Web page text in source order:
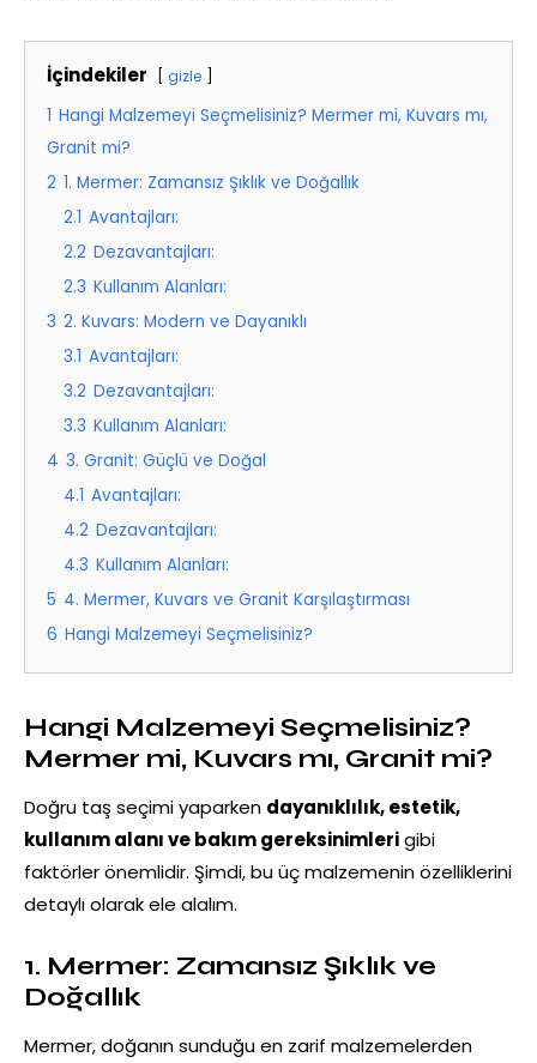
İçindekiler gizle
1 Hangi Malzemeyi Seçmelisiniz? Mermer mi, Kuvars mı,
Granit mi?
2 1. Mermer: Zamansız Şıklık ve Doğallık
2.1 Avantajları:
2.2 Dezavantajları:
2.3 Kullanım Alanları:
3 2. Kuvars: Modern ve Dayanıklı
3.1 Avantajları:
3.2 Dezavantajları:
3.3 Kullanım Alanları:
4 3. Granit: Güçlü ve Doğal
4.1 Avantajları:
4.2 Dezavantajları:
4.3 Kullanım Alanları:
5 4. Mermer, Kuvars ve Granit Karşılaştırması
6 Hangi Malzemeyi Seçmelisiniz?
Hangi Malzemeyi Seçmelisiniz?
Mermer mi, Kuvars mı, Granit mi?
Doğru taş seçimi yaparken dayanıklılık, estetik,
kullanım alanı ve bakım gereksinimlerigibi
faktörler önemlidir. Şimdi, bu üç malzemenin özelliklerini
detaylı olarak ele alalım.
1. Mermer: Zamansız Şıklık ve
Doğallık
Mermer, doğanın sunduğu en zarif malzemelerden